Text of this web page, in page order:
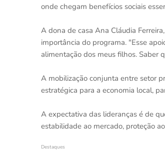
onde chegam benefícios sociais
A dona de casa Ana Cláudia
importância do programa. "Esse
alimentação dos meus filhos. Saber
A mobilização conjunta entre setor
estratégica para a economia local,
A expectativa das lideranças é de
estabilidade ao mercado, proteção
Destaques